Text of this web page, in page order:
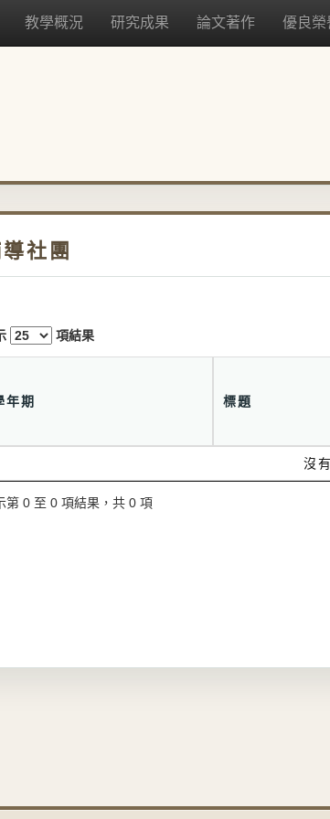
教學概況 研究成果 論文著作 優良榮
社團
項結果
年期 標題
沒
第 0 至 0 項結果，共 0 項